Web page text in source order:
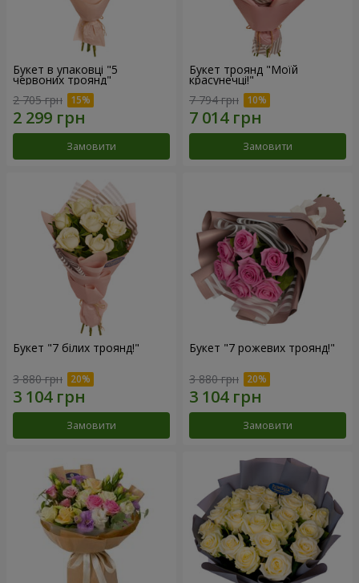
Букет в упаковці "5
червоних троянд"
2 705 грн
Замовити
Букет троянд "Моїй
красунечці!"
7 794 грн
Замовити
Букет "7 білих троянд!"
3 880 грн
Замовити
Букет "7 рожевих троянд!"
3 880 грн
Замовити